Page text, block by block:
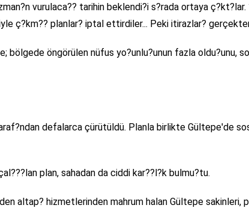
vurulaca?? tarihin beklendi?i s?rada ortaya
ç?km?? planlar? iptal ettirdiler... Peki itirazlar?
bölgede öngörülen nüfus yo?unlu?unun fazla oldu?unu,
defalarca çürütüldü. Planla birlikte Gültepe'de
plan, sahadan da ciddi kar??l?k bulmu?tu.
altap? hizmetlerinden mahrum halan Gültepe